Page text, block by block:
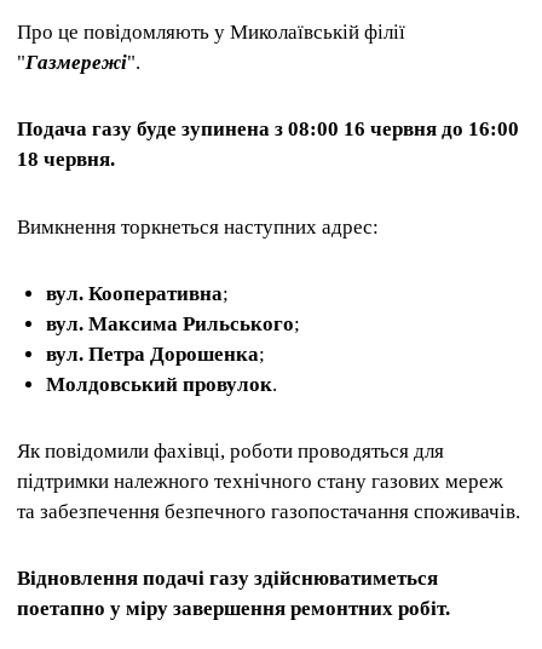
Про це повідомляють у Миколаївській філії
"Газмережі".
Подача газу буде зупинена з 08:00 16 червня до 16:00
18 червня.
Вимкнення торкнеться наступних адрес:
вул. Кооперативна;
вул. Максима Рильського;
вул. Петра Дорошенка;
Молдовський провулок.
Як повідомили фахівці, роботи проводяться для
підтримки належного технічного стану газових мереж
та забезпечення безпечного газопостачання споживачів.
Відновлення подачі газу здійснюватиметься
поетапно у міру завершення ремонтних робіт.